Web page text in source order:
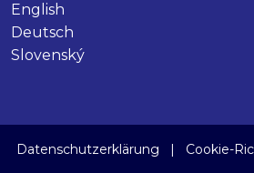
English
Deutsch
Slovenský
Datenschutzerklärung Cookie-